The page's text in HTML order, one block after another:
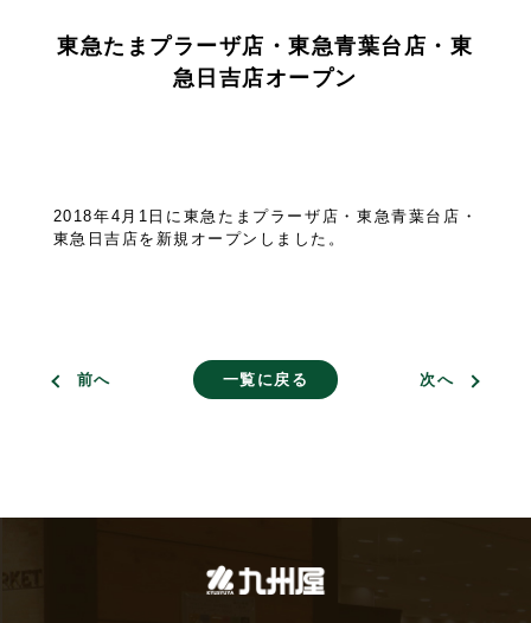
東急たまプラーザ店・東急青葉台店・東
急日吉店オープン
2018年4月1日に東急たまプラーザ店・東急青葉台店・
東急日吉店を新規オープンしました。
前へ 一覧に戻る 次へ